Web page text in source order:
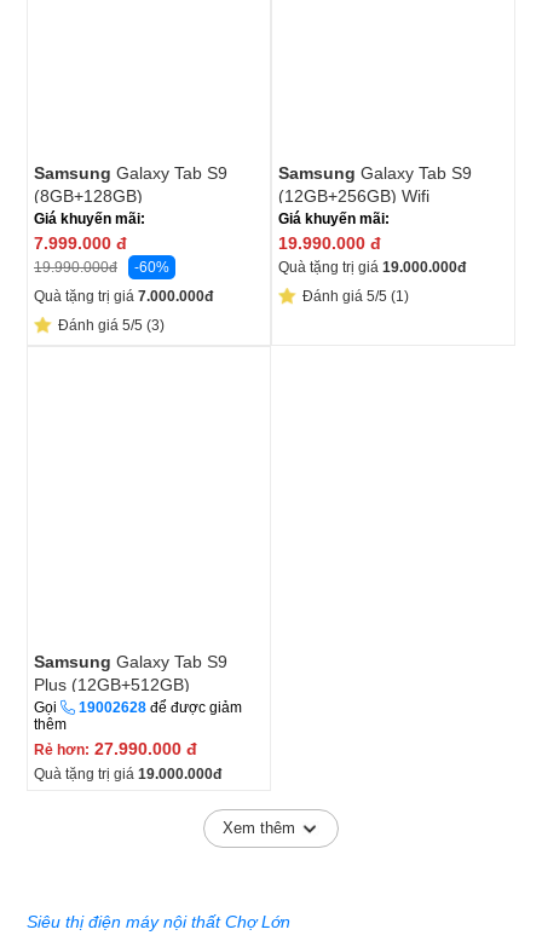
Samsung Galaxy Tab S9
(8GB+128GB)
Giá khuyến mãi:
7.999.000 đ
19.990.000đ
-60%
Quà tặng trị giá 7.000.000đ
Đánh giá 5/5 (3)
Samsung Galaxy Tab S9
(12GB+256GB) Wifi
Giá khuyến mãi:
19.990.000 đ
Quà tặng trị giá 19.000.000đ
Đánh giá 5/5 (1)
Samsung Galaxy Tab S9
Plus (12GB+512GB)
Gọi 19002628 để được giảm
thêm
Rẻ hơn: 27.990.000 đ
Quà tặng trị giá 19.000.000đ
Xem thêm
Siêu thị điện máy nội thất Chợ Lớn